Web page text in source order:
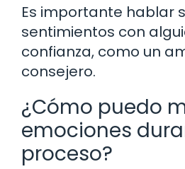
Es importante hablar
sentimientos con
confianza, como un
consejero.
¿Cómo puedo
emociones
proceso?